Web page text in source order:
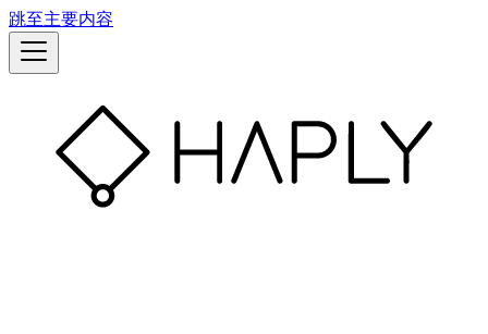
跳至主要内容